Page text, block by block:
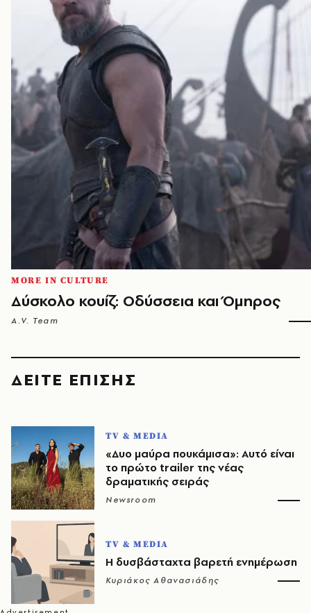
MORE IN CULTURE
Δύσκολο κουίζ: Οδύσσεια και Όμηρος
A.V. Team
ΔΕΙΤΕ ΕΠΙΣΗΣ
TV & MEDIA
«Δυο μαύρα πουκάμισα»: Αυτό είναι
το πρώτο trailer της νέας
δραματικής σειράς
Newsroom
TV & MEDIA
Η δυσβάσταχτα βαρετή ενημέρωση
Κυριάκος Αθανασιάδης